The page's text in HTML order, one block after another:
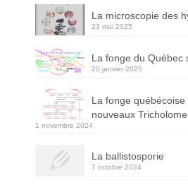
La microscopie des
23 mai 2025
La fonge du Québec
20 janvier 2025
La fonge québécoise
nouveaux
1 novembre 2024
La ballistosporie
7 octobre 2024